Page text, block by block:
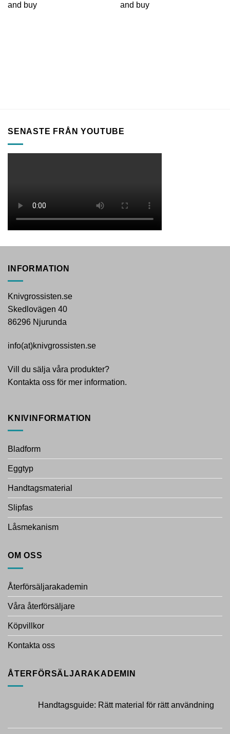
and buy
and buy
SENASTE FRÅN YOUTUBE
INFORMATION
Knivgrossisten.se
Skedlovägen 40
86296 Njurunda
info(at)knivgrossisten.se
Vill du sälja våra produkter?
Kontakta oss för mer information.
KNIVINFORMATION
Bladform
Eggtyp
Handtagsmaterial
Slipfas
Låsmekanism
OM OSS
Återförsäljarakademin
Våra återförsäljare
Köpvillkor
Kontakta oss
ÅTERFÖRSÄLJARAKADEMIN
Handtagsguide: Rätt material för rätt användning
till